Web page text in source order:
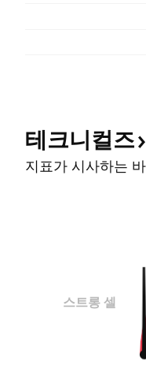
테크니컬즈
지표가 시사하는
스트롱 셀